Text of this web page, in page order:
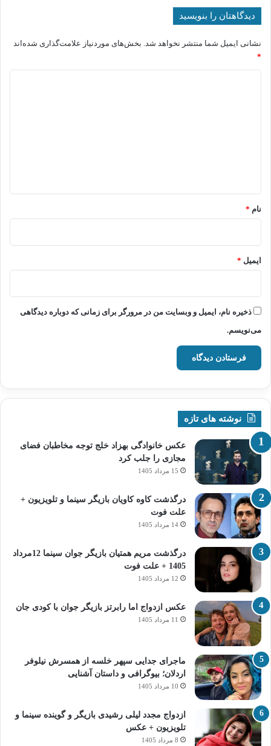
دیدگاهتان را بنویسید
نشانی ایمیل شما منتشر نخواهد شد. بخش‌های موردنیاز علامت‌گذاری شده‌اند
*
نام *
ایمیل *
ذخیره نام، ایمیل و وبسایت من در مرورگر برای زمانی که دوباره دیدگاهی
می‌نویسم.
نوشته های تازه
عکس خانوادگی بهزاد خلج توجه مخاطبان فضای
مجازی را جلب کرد
15 مرداد 1405
درگذشت کاوه کاویان بازیگر سینما و تلویزیون +
علت فوت
14 مرداد 1405
درگذشت مریم همتیان بازیگر جوان سینما 12مرداد
1405 + علت فوت
12 مرداد 1405
عکس ازدواج اما رابرتز بازیگر جوان با کودی جان
11 مرداد 1405
ماجرای جدایی سپهر خلسه از همسرش نیلوفر
اردلان؛ بیوگرافی و داستان آشنایی
10 مرداد 1405
ازدواج مجدد لیلی رشیدی بازیگر و گوینده سینما و
تلویزیون + عکس
8 مرداد 1405